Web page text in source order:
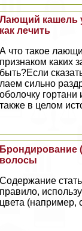
Лающий кашель
как лечить
А что такое
признаком каких
быть?Если
лаем сильно
оболочку гортани
также в целом
Брондирование
волосы
Содержание
правило,
цвета (например,